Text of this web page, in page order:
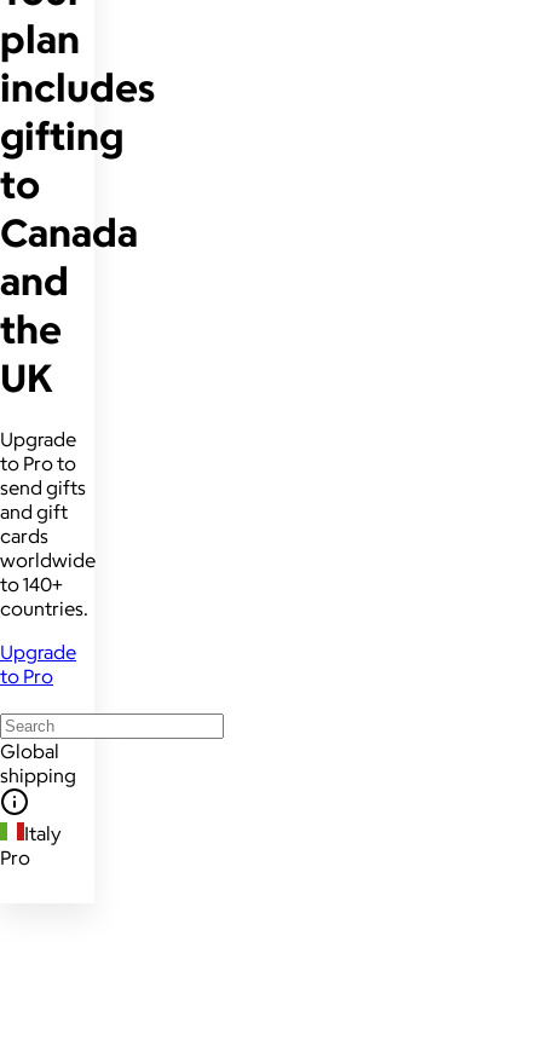
plan
includes
gifting
to
Canada
and
the
UK
Upgrade
to Pro to
send gifts
and gift
cards
worldwide
to 140+
countries.
Upgrade
to Pro
Global
shipping
Italy
Pro